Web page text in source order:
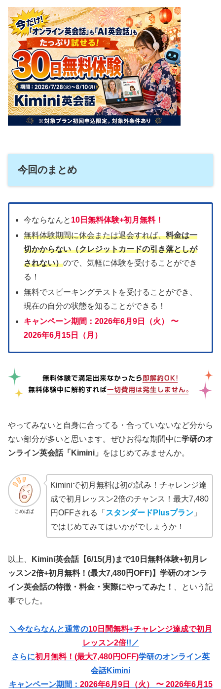
今回のまとめ
今ならなんと 10日無料体験+初月無料！
無料体験期間に休会または退会すれば、料金は一
切かからない（クレジットカードの引き落としが
されない）ので、気軽に体験を受けることができ
る！
無料でスピーキングテストを受けることができ、
現在の自分の状態を知ることができる！
キャンペーン期間：2026年6月9日（火） 〜
2026年6月15日（月）
やってみないと自身に合ってる・合っていないなど分から
ない部分が多いと思います。ぜひお得な期間中に学研のオ
ンライン英会話「Kimini」
をはじめてみませんか。
こめぱぱ
Kiminiで初月無料は初の試み！チャレンジ達
成で初月レッスン2倍のチャンス！最大7,480
円OFFされる「 スタンダードPlusプラン」
ではじめてみてはいかがでしょうか！
以上、
Kimini英会話【6/15(月)まで10日無料体験+初月レ
ッスン2倍+初月無料！(最大7,480円OFF)】学研のオンラ
イン英会話の特徴・料金・実際にやってみた！
、という記
事でした。
＼ 今ならなんと通常の10日間無料+チャレンジ達成で初月
レッスン2倍!! ／
さらに初月無料！(最大7,480円OFF)学研のオンライン英
会話Kimini
キャンペーン期間： 2026年6月9日（火） 〜 2026年6月15